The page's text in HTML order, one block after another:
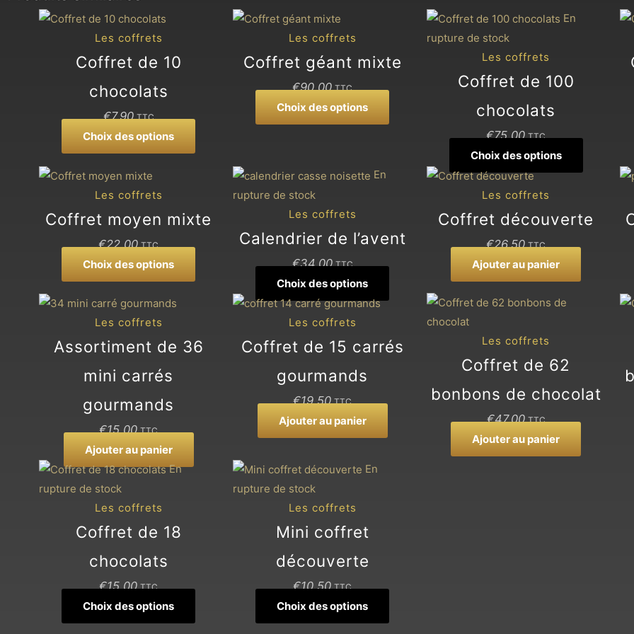
Les coffrets
Coffret de 10
chocolats
€7,90 TTC
Choix des options
Ce
produit
a
variations.
Les
options
peuvent
être
choisies
la
page
du
produit
Les coffrets
Coffret géant mixte
€90,00 TTC
Choix des options
Ce
produit
a
variations.
Les
sur
page
du
produit
En
rupture de stock
Les coffrets
Coffret de 100
chocolats
€75,00 TTC
Choix des options
Ce
a
plusieurs
Les
options
peuvent
être
choisies
la
page
du
produit
Les coffrets
Coffret moyen mixte
€22,00 TTC
Choix des options
Ce
produit
plusieurs
variations.
Les
peuvent
être
choisies
la
page
du
En
rupture de stock
Les coffrets
Calendrier de l’avent
€34,00 TTC
Choix des options
Ce
a
plusieurs
Les
options
peuvent
être
choisies
la
page
du
produit
Les coffrets
Coffret découverte
€26,50 TTC
Ajouter au panier
Les coffrets
Assortiment de 36
mini carrés
gourmands
€15,00 TTC
Ajouter au panier
Les coffrets
Coffret de 15 carrés
gourmands
€19,50 TTC
Ajouter au panier
Les coffrets
Coffret de 62
bonbons de chocolat
€47,00 TTC
Ajouter au panier
En
rupture de stock
Les coffrets
Coffret de 18
chocolats
€15,00 TTC
Choix des options
Ce
a
plusieurs
Les
options
peuvent
être
En
rupture de stock
Les coffrets
Mini coffret
découverte
€10,50 TTC
Choix des options
Ce
a
plusieurs
Les
options
peuvent
être